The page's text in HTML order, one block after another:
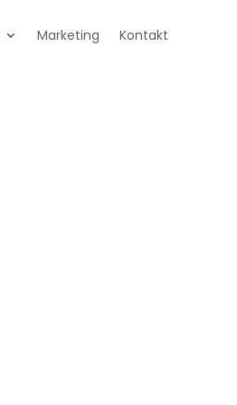
Marketing Kontakt